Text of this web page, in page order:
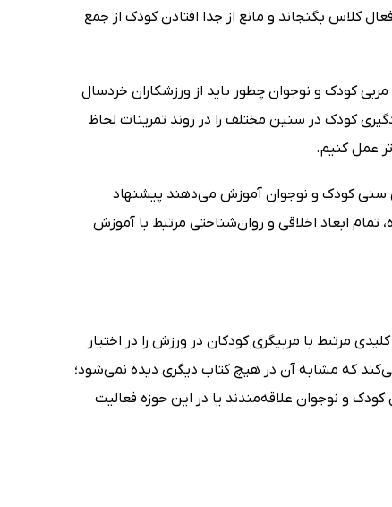
کلاس بگنجاند و مانع از جدا افتادن کودک از جمع
کودک و نوجوان چطور باید از ورزشکاران خردسال
کودک در سنین مختلف را در روند تمرینات لحاظ
عمل کنیم.
سنی کودک و نوجوان آموزش می‌دهند پیشنهاد
ابعاد اخلاقی و روان‌شناختی مرتبط با آموزش
مرتبط با مربیگری کودکان در ورزش را در اختیار
که مشابه آن در هیچ کتاب دیگری دیده نمی‌شود؛
و نوجوان علاقه‌مندند یا در این حوزه فعالیت